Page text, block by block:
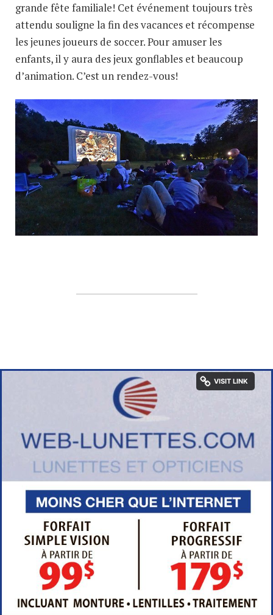
grande fête familiale! Cet événement toujours très
attendu souligne la fin des vacances et récompense
les jeunes joueurs de soccer. Pour amuser les
enfants, il y aura des jeux gonflables et beaucoup
d’animation. C’est un rendez-vous!